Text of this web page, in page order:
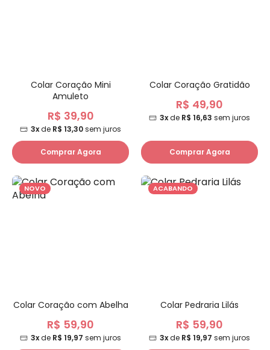
Colar Coração Mini
Amuleto
R$ 39,90
3xde R$ 13,30sem juros
Comprar Agora
Colar Coração Gratidão
R$ 49,90
3xde R$ 16,63 sem juros
Comprar Agora
NOVO
Colar Coração com Abelha
R$ 59,90
3xde R$ 19,97 sem juros
ACABANDO
Colar Pedraria Lilás
R$ 59,90
3xde R$ 19,97 sem juros